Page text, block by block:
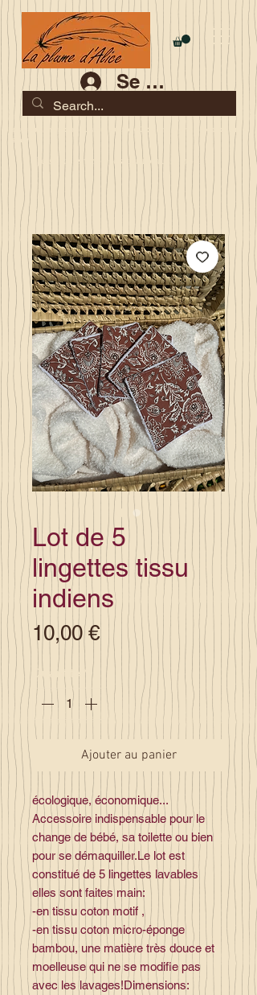
Se connecter
Les commandes jusqu'au 2 août sont garanties pour la
rentrée
Je serai en congés du 10 au 23 août
Lot de 5
lingettes tissu
indiens
10,00 €Prix
Quantité *
Ajouter au panier
écologique, économique...
Accessoire indispensable pour le
change de bébé, sa toilette ou bien
pour se démaquiller.Le lot est
constitué de 5 lingettes lavables
elles sont faites main:
-en tissu coton motif ,
-en tissu coton micro-éponge
bambou, une matière très douce et
moelleuse qui ne se modifie pas
avec les lavages!Dimensions: